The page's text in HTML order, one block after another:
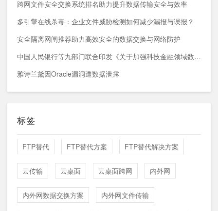
跨网文件安全交换系统排名助力提升数据传输安全与效率
多引擎在线杀毒：企业文件威胁检测如何减少漏报与误报？
安全隔离网闸推荐助力高效安全的数据交换与网络防护
中国人民银行等九部门联合印发《关于加强科技金融领域数据开发利用的通知》
雅诗兰黛因Oracle漏洞遭数据泄露
标签
FTP替代 FTP替代方案 FTP替代解决方案
云传输 云桌面 云桌面跨网 内外网
内外网数据交换方案 内外网文件传输